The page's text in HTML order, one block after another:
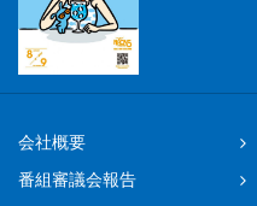
会社概要
番組審議会報告